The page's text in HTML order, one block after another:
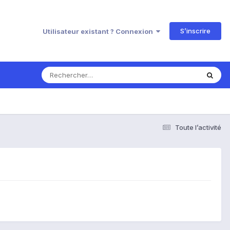
Utilisateur existant ? Connexion S’inscrire
Toute l’activité